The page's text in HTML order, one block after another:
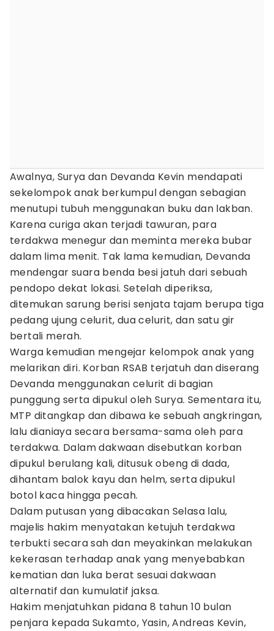
Awalnya, Surya dan Devanda Kevin mendapati
sekelompok anak berkumpul dengan sebagian
menutupi tubuh menggunakan buku dan lakban.
Karena curiga akan terjadi tawuran, para
terdakwa menegur dan meminta mereka bubar
dalam lima menit. Tak lama kemudian, Devanda
mendengar suara benda besi jatuh dari sebuah
pendopo dekat lokasi. Setelah diperiksa,
ditemukan sarung berisi senjata tajam berupa tiga
pedang ujung celurit, dua celurit, dan satu gir
bertali merah.
Warga kemudian mengejar kelompok anak yang
melarikan diri. Korban RSAB terjatuh dan diserang
Devanda menggunakan celurit di bagian
punggung serta dipukul oleh Surya. Sementara itu,
MTP ditangkap dan dibawa ke sebuah angkringan,
lalu dianiaya secara bersama-sama oleh para
terdakwa. Dalam dakwaan disebutkan korban
dipukul berulang kali, ditusuk obeng di dada,
dihantam balok kayu dan helm, serta dipukul
botol kaca hingga pecah.
Dalam putusan yang dibacakan Selasa lalu,
majelis hakim menyatakan ketujuh terdakwa
terbukti secara sah dan meyakinkan melakukan
kekerasan terhadap anak yang menyebabkan
kematian dan luka berat sesuai dakwaan
alternatif dan kumulatif jaksa.
Hakim menjatuhkan pidana 8 tahun 10 bulan
penjara kepada Sukamto, Yasin, Andreas Kevin,